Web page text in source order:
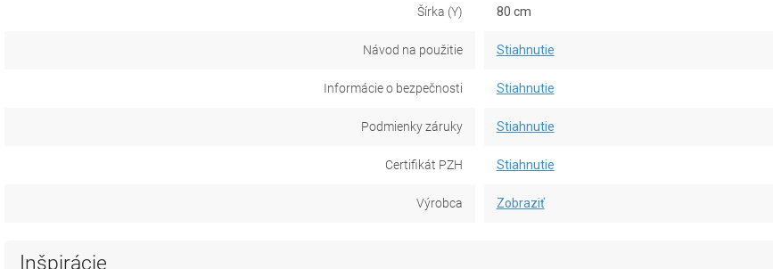
Šírka (Y) 80 cm
Návod na použitie Stiahnutie
Informácie o bezpečnosti Stiahnutie
Podmienky záruky Stiahnutie
Certifikát PZH Stiahnutie
Výrobca Zobraziť
Inšpirácie